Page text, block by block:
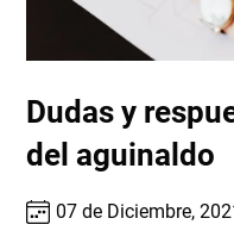
Dudas y
del aguinaldo
07 de Diciembre,